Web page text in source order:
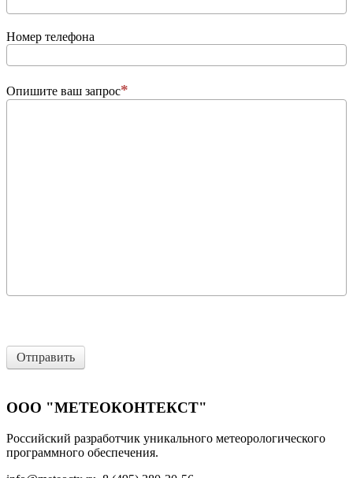
Номер телефона
Опишите ваш запрос
Отправить
ООО "МЕТЕОКОНТЕКСТ"
Российский разработчик уникального метеорологического
программного обеспечения.